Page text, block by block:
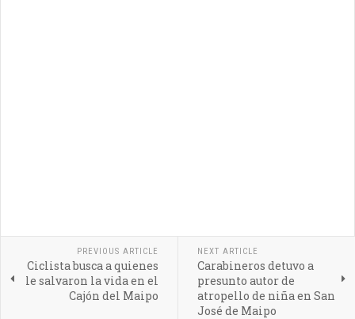
PREVIOUS ARTICLE
Ciclista busca a quienes
le salvaron la vida en el
Cajón del Maipo
NEXT ARTICLE
Carabineros detuvo a
presunto autor de
atropello de niña en San
José de Maipo